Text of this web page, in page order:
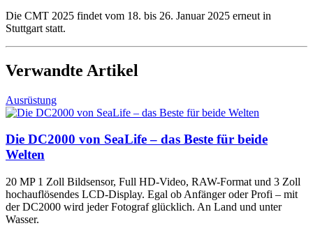
Die CMT 2025 findet vom 18. bis 26. Januar 2025 erneut in
Stuttgart statt.
Verwandte Artikel
Ausrüstung
Die DC2000 von SeaLife – das Beste für beide
Welten
20 MP 1 Zoll Bildsensor, Full HD-Video, RAW-Format und 3 Zoll
hochauflösendes LCD-Display. Egal ob Anfänger oder Profi – mit
der DC2000 wird jeder Fotograf glücklich. An Land und unter
Wasser.